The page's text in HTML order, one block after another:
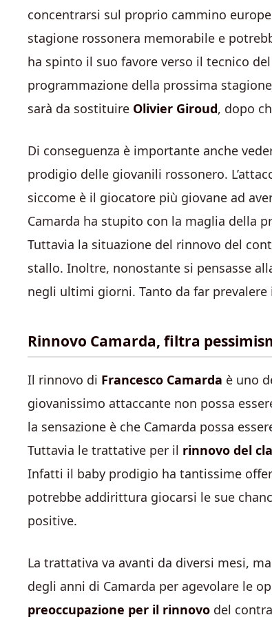
concentrarsi sul proprio cammino
stagione rossonera memorabile e
ha spinto il suo favore verso il tecnico
programmazione della prossima
sarà da sostituire Olivier Giroud, dopo
Di conseguenza è importante anche
prodigio delle giovanili rossonero.
siccome è il giocatore più giovane ad
Camarda ha stupito con la maglia della
Tuttavia la situazione del rinnovo del
stallo. Inoltre, nonostante si pensasse
negli ultimi giorni. Tanto da far prevalere
Rinnovo Camarda, filtra
Il rinnovo di Francesco Camarda è uno
giovanissimo attaccante non possa
la sensazione è che Camarda possa
Tuttavia le trattative per il rinnovo del
Infatti il baby prodigio ha tantissime
potrebbe addirittura giocarsi le sue
positive.
La trattativa va avanti da diversi mesi,
degli anni di Camarda per agevolare le
preoccupazione per il rinnovo del